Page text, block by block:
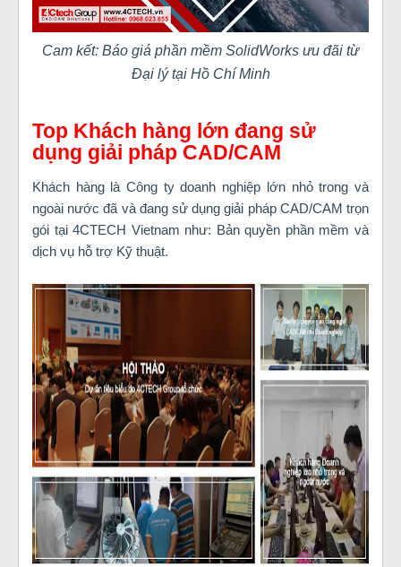
Cam kết: Báo giá phần mềm SolidWorks ưu đãi từ
Đại lý tại Hồ Chí Minh
Top Khách hàng lớn đang sử
dụng giải pháp CAD/CAM
Khách hàng là Công ty doanh nghiệp lớn nhỏ trong và
ngoài nước đã và đang sử dụng giải pháp CAD/CAM trọn
gói tại 4CTECH Vietnam như: Bản quyền phần mềm và
dịch vụ hỗ trợ Kỹ thuật.